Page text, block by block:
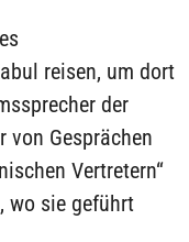
reisen, um dort
der
von Gesprächen
Vertretern“
wo sie geführt